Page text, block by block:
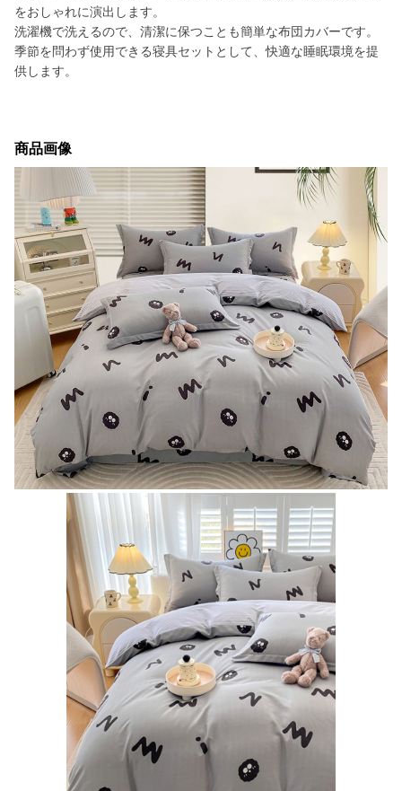
をおしゃれに演出します。
洗濯機で洗えるので、清潔に保つことも簡単な布団カバーです。
季節を問わず使用できる寝具セットとして、快適な睡眠環境を提
供します。
商品画像